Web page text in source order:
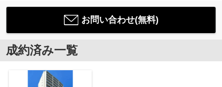
お問い合わせ(無料)
成約済み一覧